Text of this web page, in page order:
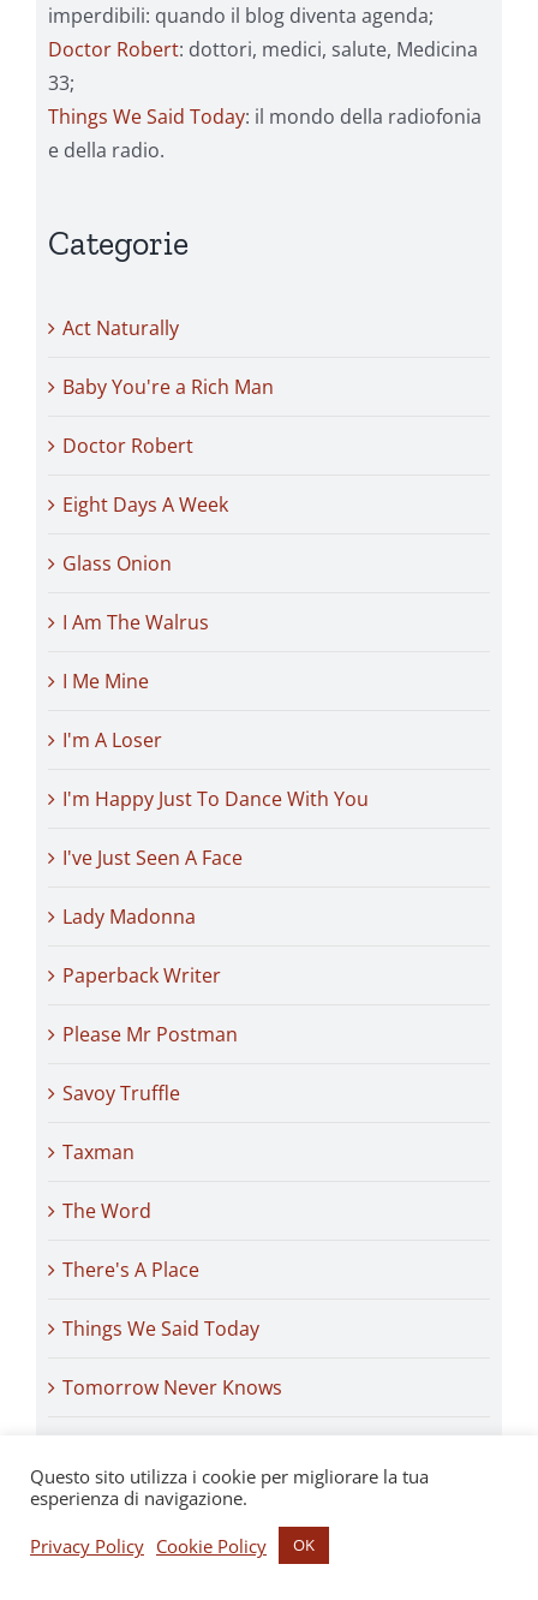
imperdibili: quando il blog diventa agenda;
Doctor Robert: dottori, medici, salute, Medicina
33;
Things We Said Today: il mondo della radiofonia
e della radio.
Categorie
Act Naturally
Baby You're a Rich Man
Doctor Robert
Eight Days A Week
Glass Onion
I Am The Walrus
I Me Mine
I'm A Loser
I'm Happy Just To Dance With You
I've Just Seen A Face
Lady Madonna
Paperback Writer
Please Mr Postman
Savoy Truffle
Taxman
The Word
There's A Place
Things We Said Today
Tomorrow Never Knows
Archivi
Questo sito utilizza i cookie per migliorare la tua
esperienza di navigazione.
Privacy Policy Cookie Policy OK